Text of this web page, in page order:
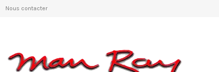
Nous contacter